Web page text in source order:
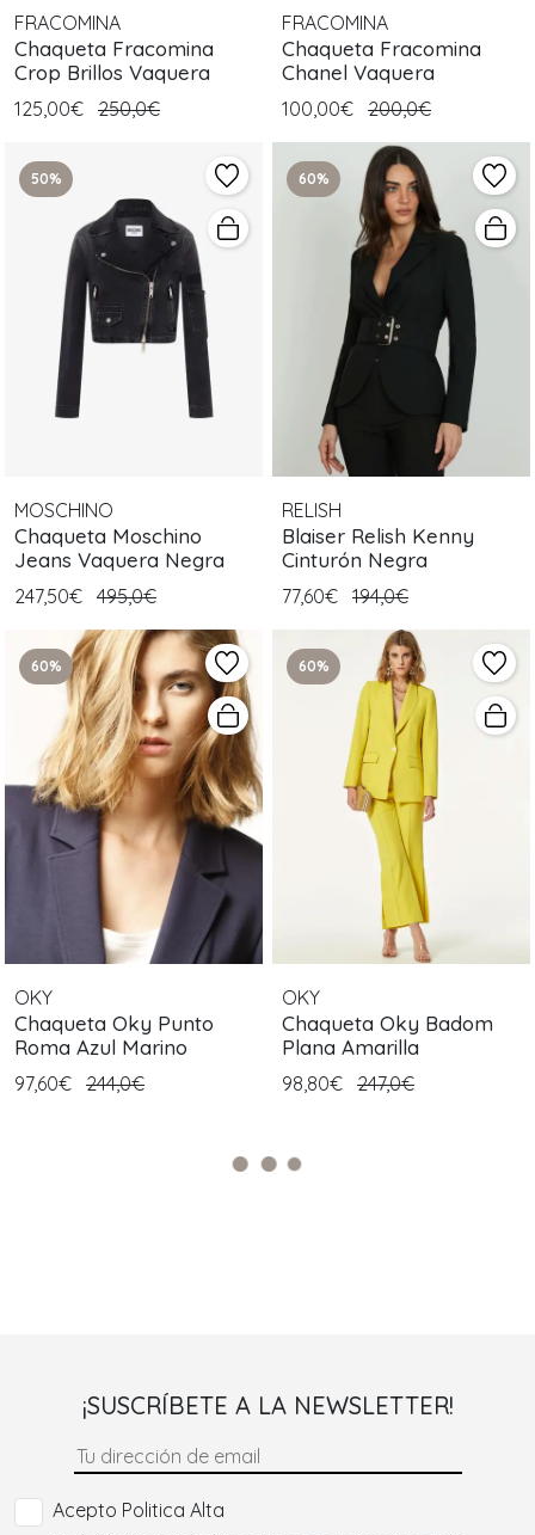
FRACOMINA
Chaqueta Fracomina
Crop Brillos Vaquera
125,00€ 250,0€
FRACOMINA
Chaqueta Fracomina
Chanel Vaquera
100,00€ 200,0€
50%
MOSCHINO
Chaqueta Moschino
Jeans Vaquera Negra
247,50€ 495,0€
60%
RELISH
Blaiser Relish Kenny
Cinturón Negra
77,60€ 194,0€
60%
OKY
Chaqueta Oky Punto
Roma Azul Marino
97,60€ 244,0€
60%
OKY
Chaqueta Oky Badom
Plana Amarilla
98,80€ 247,0€
¡SUSCRÍBETE A LA NEWSLETTER!
Acepto Politica Alta